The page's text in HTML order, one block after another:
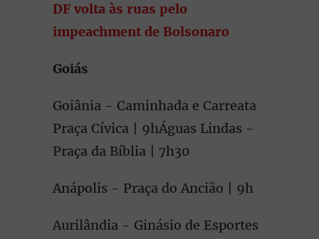
DF volta às ruas pelo
impeachment de Bolsonaro
Goiás
Goiânia - Caminhada e Carreata
Praça Cívica | 9hÁguas Lindas -
Praça da Bíblia | 7h30
Anápolis - Praça do Ancião | 9h
Aurilândia - Ginásio de Esportes